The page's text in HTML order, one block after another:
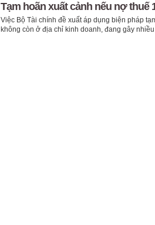
Tạm hoãn xuất cảnh nếu nợ thuế
Việc Bộ Tài chính đề xuất áp dụng biện pháp
không còn ở địa chỉ kinh doanh, đang gây